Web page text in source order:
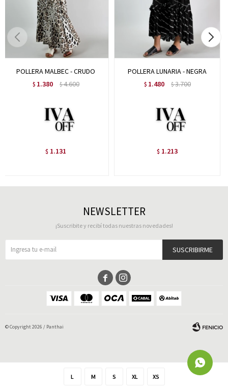
L M S XL XS
POLLERA MALBEC - CRUDO
$ 1.380 $4.600
$ 1.131
POLLERA LUNARIA - NEGRA
$ 1.480 $3.700
$ 1.213
NEWSLETTER
¡Suscribite y recibí todas nuestras novedades!
SUSCRIBIRME
 
© Copyright 2026 / Panthai